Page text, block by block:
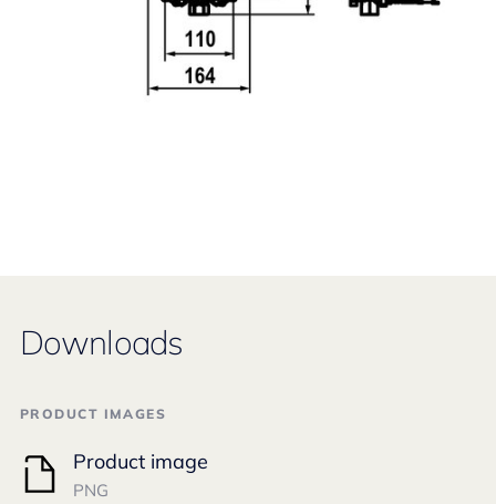
Downloads
PRODUCT IMAGES
Product image
PNG